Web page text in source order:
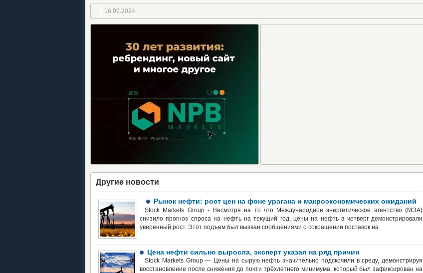
16.09.2024
Другие новости
Рынок нефти: рост цен на фоне урагана и макроэкономических ожиданий
Stock Markets Group - Несмотря на то что Международное энергетическое агентство (МЭА)
снизило прогноз спроса на нефть на текущий год, цены на нефть в четверг демонстрировали
уверенный рост. Этот подъем был вызван сообщениями о сокращении поставок на
Цена нефти сильно выросла, эксперт указал на ряд причин
Stock Markets Group — Цены на сырую нефть значительно подскочили в среду, демонстрируя
восстановление после снижения до почти трёхлетнего минимума, который был зафиксирован на